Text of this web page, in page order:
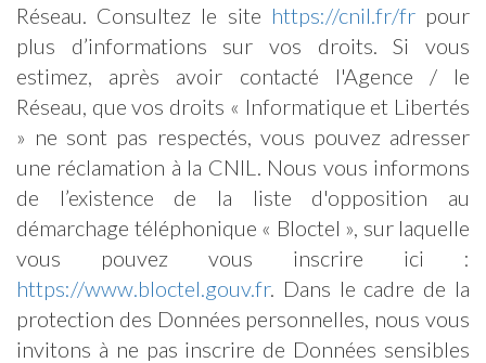
Réseau. Consultez le site https://cnil.fr/frpour
plus d’informations sur vos droits. Si vous
estimez, après avoir contacté l'Agence / le
Réseau, que vos droits « Informatique et Libertés
» ne sont pas respectés, vous pouvez adresser
une réclamation à la CNIL. Nous vous informons
de l’existence de la liste d'opposition au
démarchage téléphonique « Bloctel », sur laquelle
vous pouvez vous inscrire ici :
https://www.bloctel.gouv.fr. Dans le cadre de la
protection des Données personnelles, nous vous
invitons à ne pas inscrire de Données sensibles